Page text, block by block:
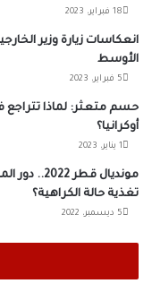
18 فبراير، 2023
انعكاسات زيارة وزير
الأوسط
5 فبراير، 2023
حسم متعثر: لماذا
أوكرانيا؟
1 يناير، 2023
مونديال قطر
تغذية حالة الكراهية؟
5 ديسمبر، 2022